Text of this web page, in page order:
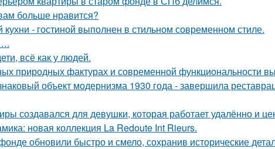
больше нравится?
- гостиной выполнен в стильном современном стиле.
всё как у людей.
природных фактурах и современной функциональности
объект модернизма 1930 года - завершила
создавался для девушки, которая работает удалённо и
новая коллекция La Redoute Int Rieurs.
обновили быстро и смело, сохранив исторические